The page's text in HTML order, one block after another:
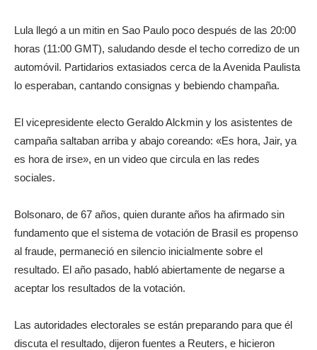
Lula llegó a un mitin en Sao Paulo poco después de las 20:00
horas (11:00 GMT), saludando desde el techo corredizo de un
automóvil. Partidarios extasiados cerca de la Avenida Paulista
lo esperaban, cantando consignas y bebiendo champaña.
El vicepresidente electo Geraldo Alckmin y los asistentes de
campaña saltaban arriba y abajo coreando: «Es hora, Jair, ya
es hora de irse», en un video que circula en las redes
sociales.
Bolsonaro, de 67 años, quien durante años ha afirmado sin
fundamento que el sistema de votación de Brasil es propenso
al fraude, permaneció en silencio inicialmente sobre el
resultado. El año pasado, habló abiertamente de negarse a
aceptar los resultados de la votación.
Las autoridades electorales se están preparando para que él
discuta el resultado, dijeron fuentes a Reuters, e hicieron